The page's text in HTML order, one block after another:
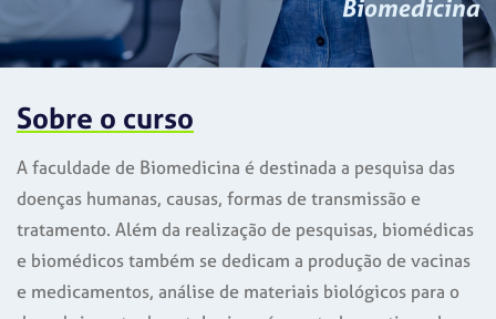
Biomedicina
Sobre o curso
A faculdade de Biomedicina é destinada a pesquisa das
doenças humanas, causas, formas de transmissão e
tratamento. Além da realização de pesquisas, biomédicas
e biomédicos também se dedicam a produção de vacinas
e medicamentos, análise de materiais biológicos para o